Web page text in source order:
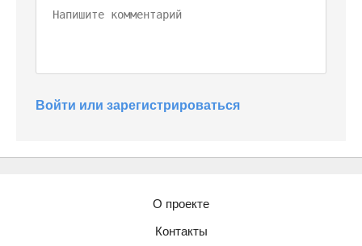
Войти или зарегистрироваться
О проекте
Контакты